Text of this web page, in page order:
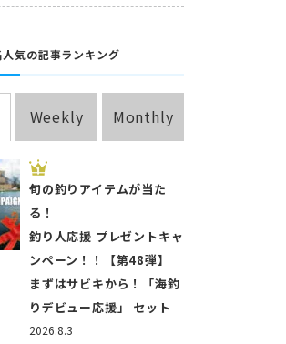
人気の記事ランキング
Weekly Monthly
2026.8.3
旬の釣りアイテムが当た
る！
釣り人応援 プレゼントキャ
ンペーン！！【第48弾】
まずはサビキから！「海釣
りデビュー応援」 セット